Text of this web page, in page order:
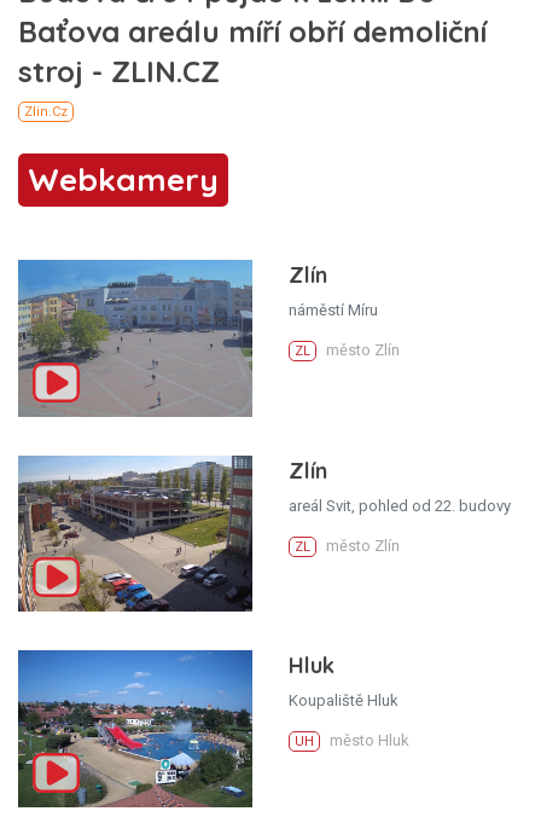
Webkamery
Zlín
náměstí Míru
ZL město Zlín
Zlín
areál Svit, pohled od 22. budovy
ZL město Zlín
Hluk
Koupaliště Hluk
UH město Hluk